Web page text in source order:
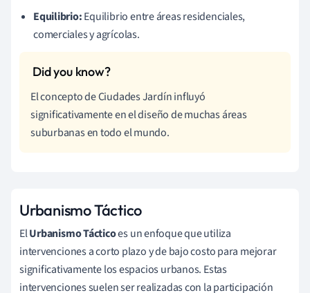
Equilibrio:Equilibrio entre áreas residenciales,
comerciales y agrícolas.
El concepto de Ciudades Jardín influyó
significativamente en el diseño de muchas áreas
suburbanas en todo el mundo.
Urbanismo Táctico
ElUrbanismo Tácticoes un enfoque que utiliza
intervenciones a corto plazo y de bajo costo para mejorar
significativamente los espacios urbanos. Estas
intervenciones suelen ser realizadas con la participación